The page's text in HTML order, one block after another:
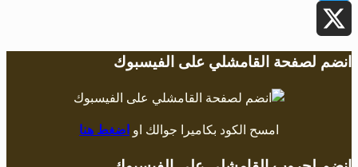
Twitter
X
انضم لصفحة القامشلي على الفيسبوك
امسح الكود بكاميرا جوالك او اضغط هنا